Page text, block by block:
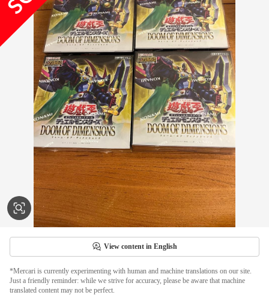
View content in English
*Mercari is currently experimenting with human and machine translations on our site.
Just a friendly reminder: while we strive for accuracy, please be aware that machine
translated content may not be perfect.